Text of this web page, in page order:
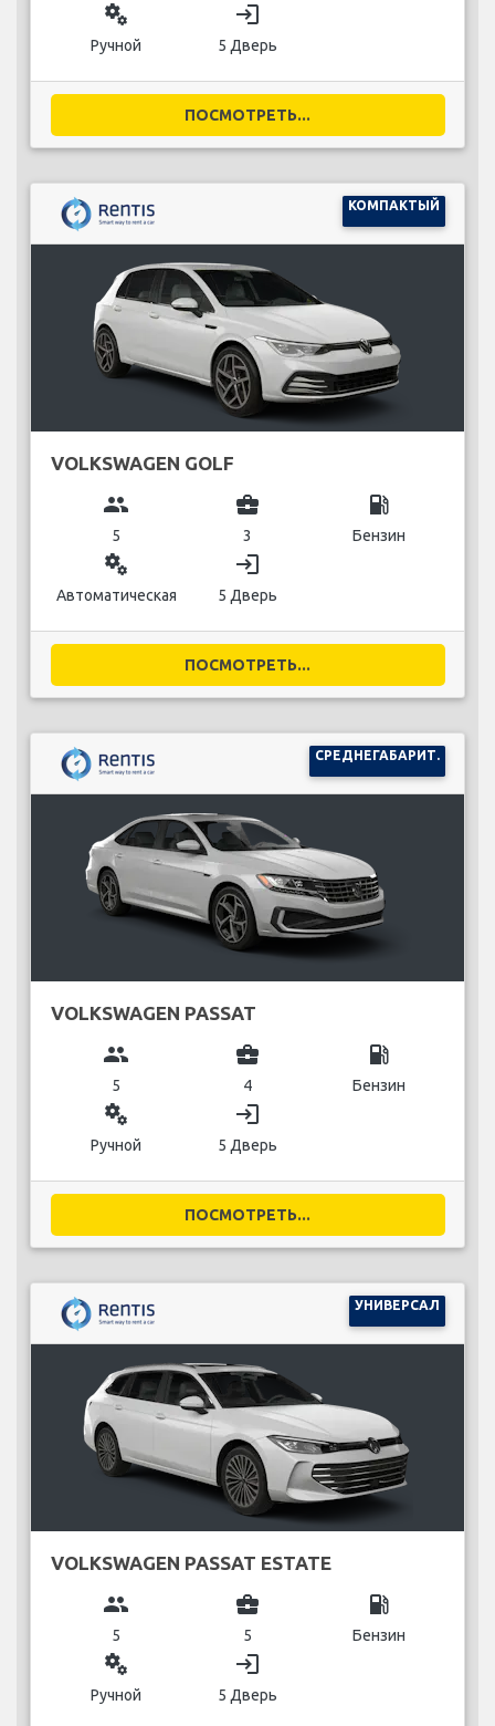
miscellaneous_services
Ручной
login
5 Дверь
ПОСМОТРЕТЬ...
КОМПАКТЫЙ
VOLKSWAGEN GOLF
group
5
business_center
3
local_gas_station
Бензин
miscellaneous_services
Автоматическая
login
5 Дверь
ПОСМОТРЕТЬ...
СРЕДНЕГАБАРИТ.
VOLKSWAGEN PASSAT
group
5
business_center
4
local_gas_station
Бензин
miscellaneous_services
Ручной
login
5 Дверь
ПОСМОТРЕТЬ...
УНИВЕРСАЛ
VOLKSWAGEN PASSAT ESTATE
group
5
business_center
5
local_gas_station
Бензин
miscellaneous_services
Ручной
login
5 Дверь